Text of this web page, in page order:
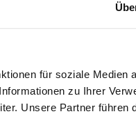
für soziale Medien
zu Ihrer
Unsere Partner führen